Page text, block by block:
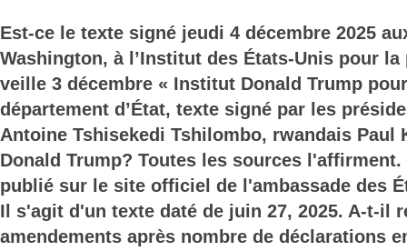
Est-ce le texte signé jeudi 4 décembre 2025
Washington, à l’Institut des États-Unis pour
veille 3 décembre « Institut Donald Trump
département d’État, texte signé par les
Antoine Tshisekedi Tshilombo, rwandais Paul
Donald Trump? Toutes les sources
publié sur le site officiel de l'ambassade des
Il s'agit d'un texte daté de juin 27, 2025. A-t-il
amendements après nombre de déclarations